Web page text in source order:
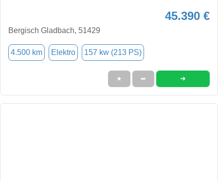
45.390 €
Bergisch Gladbach, 51429
4.500 km Elektro 157 kw (213 PS)
★ ➦ ➜